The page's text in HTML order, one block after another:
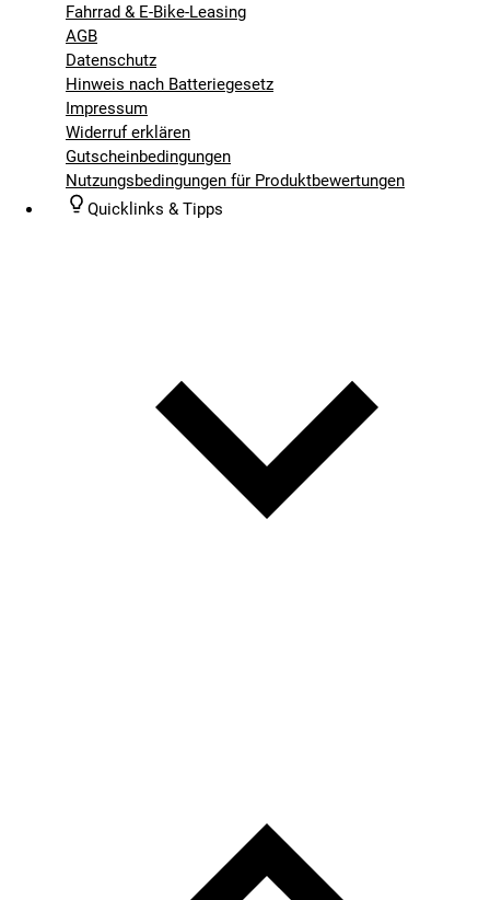
Fahrrad & E-Bike-Leasing
AGB
Datenschutz
Hinweis nach Batteriegesetz
Impressum
Widerruf erklären
Gutscheinbedingungen
Nutzungsbedingungen für Produktbewertungen
Quicklinks & Tipps